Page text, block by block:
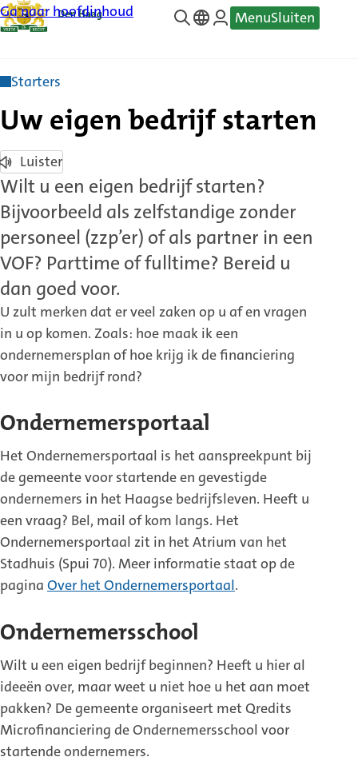
Ga naar hoofdinhoud
—
MenuSluiten
Starters
Uw eigen bedrijf starten
Luister
Wilt u een eigen bedrijf starten?
Bijvoorbeeld als zelfstandige zonder
personeel (zzp’er) of als partner in een
VOF? Parttime of fulltime? Bereid u
dan goed voor.
U zult merken dat er veel zaken op u af en vragen
in u op komen. Zoals: hoe maak ik een
ondernemersplan of hoe krijg ik de financiering
voor mijn bedrijf rond?
Ondernemersportaal
Het Ondernemersportaal is het aanspreekpunt bij
de gemeente voor startende en gevestigde
ondernemers in het Haagse bedrijfsleven. Heeft u
een vraag? Bel, mail of kom langs. Het
Ondernemersportaal zit in het Atrium van het
Stadhuis (Spui 70). Meer informatie staat op de
pagina Over het Ondernemersportaal.
Ondernemersschool
Wilt u een eigen bedrijf beginnen? Heeft u hier al
ideeën over, maar weet u niet hoe u het aan moet
pakken? De gemeente organiseert met Qredits
Microfinanciering de Ondernemersschool voor
startende ondernemers.